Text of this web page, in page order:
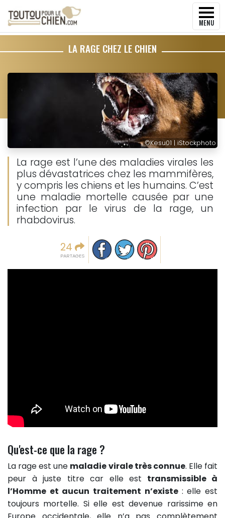
MENU
LA RAGE CHEZ LE CHIEN
©Kesu01 | iStockphoto
La rage est l’une des maladies virales les
plus dévastatrices chez les mammifères,
y compris les chiens et les humains. C’est
une maladie mortelle causée par une
infection par le virus de la rage, un
rhabdovirus.
24
PARTAGES
Partager sur facebook
Partager sur Twitter
Epingler sur Pinterest
Qu'est-ce que la rage ?
La rage est une maladie virale très connue. Elle fait
peur à juste titre car elle est transmissible à
l’Homme et aucun traitement n’existe : elle est
toujours mortelle. Si elle est devenue rarissime en